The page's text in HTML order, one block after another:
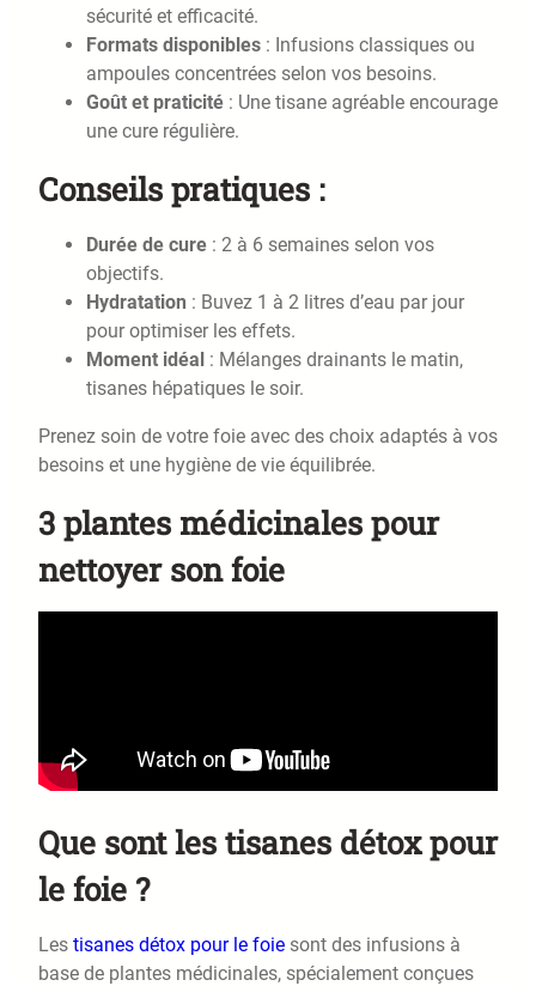
sécurité et efficacité.
Formats disponibles : Infusions classiques ou
ampoules concentrées selon vos besoins.
Goût et praticité : Une tisane agréable encourage
une cure régulière.
Conseils pratiques :
Durée de cure : 2 à 6 semaines selon vos
objectifs.
Hydratation : Buvez 1 à 2 litres d’eau par jour
pour optimiser les effets.
Moment idéal : Mélanges drainants le matin,
tisanes hépatiques le soir.
Prenez soin de votre foie avec des choix adaptés à vos
besoins et une hygiène de vie équilibrée.
3 plantes médicinales pour
nettoyer son foie
Que sont les tisanes détox pour
le foie ?
Les tisanes détox pour le foie sont des infusions à
base de plantes médicinales, spécialement conçues